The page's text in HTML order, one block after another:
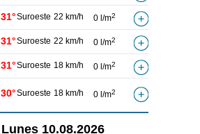
31°Suroeste 22 km/h 0 l/m2
31°Suroeste 22 km/h 0 l/m2
31°Suroeste 18 km/h 0 l/m2
30°Suroeste 18 km/h 0 l/m2
Lunes 10.08.2026